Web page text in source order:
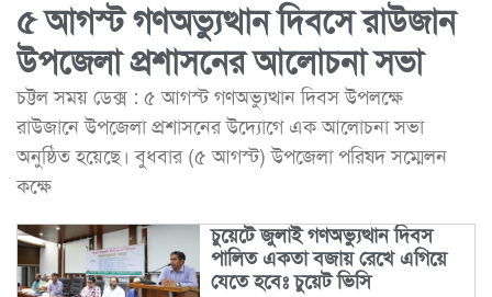
৫ আগস্ট গণঅভ্যুত্থান দিবসে রাউজান
উপজেলা প্রশাসনের আলোচনা সভা
চট্টল সময় ডেক্স : ৫ আগস্ট গণঅভ্যুত্থান দিবস উপলক্ষে
রাউজানে উপজেলা প্রশাসনের উদ্যোগে এক আলোচনা সভা
অনুষ্ঠিত হয়েছে। বুধবার (৫ আগস্ট) উপজেলা পরিষদ সম্মেলন
কক্ষে
চুয়েটে জুলাই গণঅভ্যুত্থান দিবস
পালিত একতা বজায় রেখে এগিয়ে
যেতে হবেঃ চুয়েট ভিসি